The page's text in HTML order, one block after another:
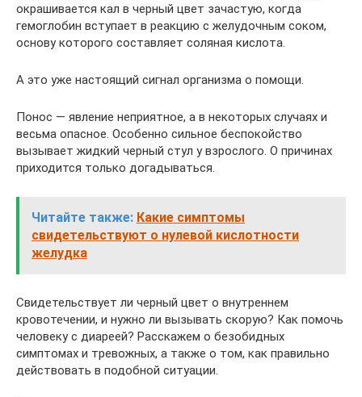
окрашивается кал в черный цвет зачастую, когда
гемоглобин вступает в реакцию с желудочным соком,
основу которого составляет соляная кислота.
А это уже настоящий сигнал организма о помощи.
Понос — явление неприятное, а в некоторых случаях и
весьма опасное. Особенно сильное беспокойство
вызывает жидкий черный стул у взрослого. О причинах
приходится только догадываться.
Читайте также: Какие симптомы
свидетельствуют о нулевой кислотности
желудка
Свидетельствует ли черный цвет о внутреннем
кровотечении, и нужно ли вызывать скорую? Как помочь
человеку с диареей? Расскажем о безобидных
симптомах и тревожных, а также о том, как правильно
действовать в подобной ситуации.